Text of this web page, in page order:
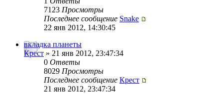
7123 Просмотры
Последнее сообщение Snake
22 янв 2012, 14:30:45
вкладка планеты
Крест » 21 янв 2012, 23:47:34
0 Ответы
8029 Просмотры
Последнее сообщение Крест
21 янв 2012, 23:47:34